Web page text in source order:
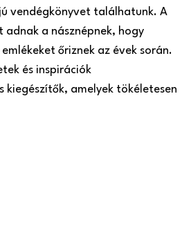
vendégkönyvet találhatunk. A
a násznépnek, hogy
őriznek az évek során.
és inspirációk
kiegészítők, amelyek tökéletesen